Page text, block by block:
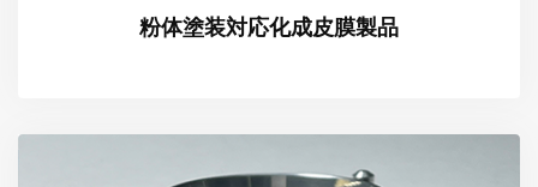
粉体塗装対応化成皮膜製品